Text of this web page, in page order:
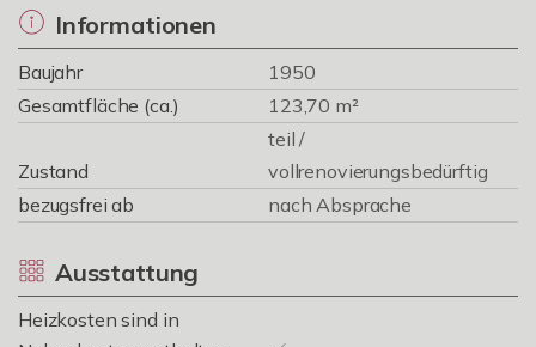
Informationen
Baujahr
1950
Gesamtfläche (ca.)
123,70 m²
Zustand
teil /
vollrenovierungsbedürftig
bezugsfrei ab
nach Absprache
Ausstattung
Heizkosten sind in